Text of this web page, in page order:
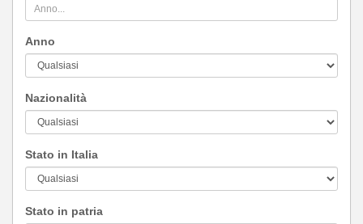
Anno
Nazionalità
Stato in Italia
Stato in patria